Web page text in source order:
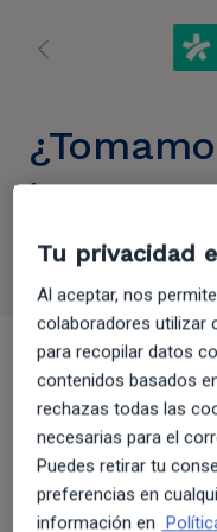
juntos?
Por favor, verifica tus
Apellidos:*
Tu privacidad
Al aceptar, nos
colaboradores utilizar
para recopilar datos
contenidos basados
rechazas todas las
necesarias para el
Puedes retirar tu
preferencias en
información en